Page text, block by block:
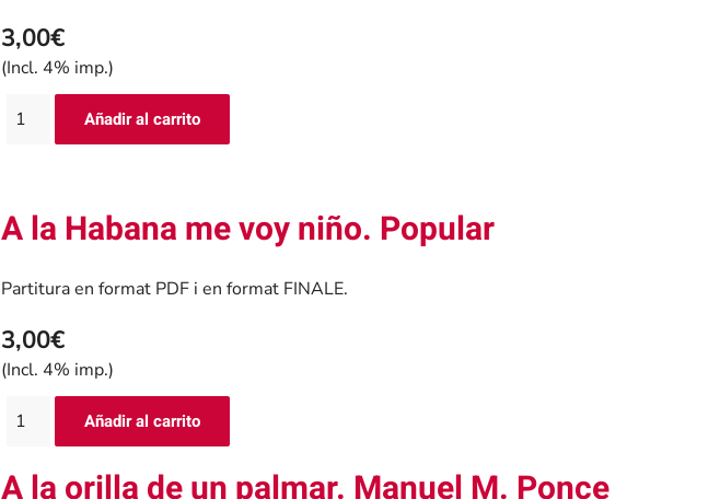
3,00€
(Incl. 4% imp.)
A la Habana me voy niño. Popular
Partitura en format PDF i en format FINALE.
3,00€
(Incl. 4% imp.)
A la orilla de un palmar. Manuel M. Ponce